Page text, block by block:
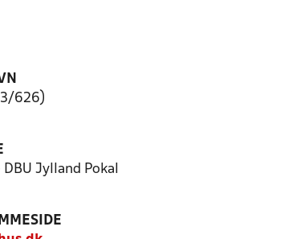
626)
Jylland Pokal